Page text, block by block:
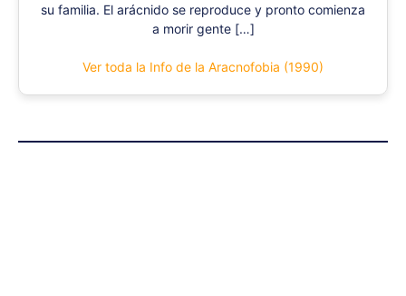
su familia. El arácnido se reproduce y pronto comienza
a morir gente […]
Ver toda la Info de la Aracnofobia (1990)